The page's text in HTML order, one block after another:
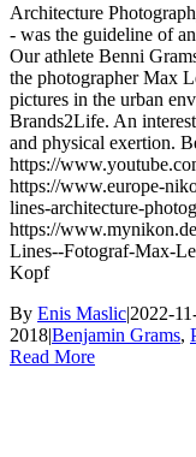
Architecture
- was the guideline of
Our athlete Benni
the photographer Max
pictures in the urban
Brands2Life. An
and physical exertion.
https://
https://www.europe-
lines-architecture-
https://
Lines--Fotograf-Max-
Kopf
By Enis Maslic|2022-
2018|Benjamin Grams,
Read More